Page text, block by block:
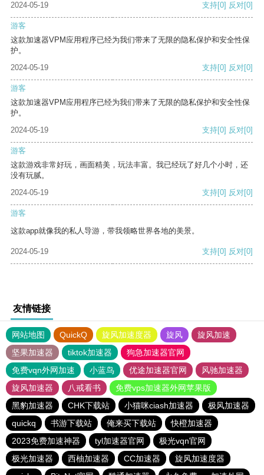
2024-05-19 支持[0] 反对[0]
游客
这款加速器VPM应用程序已经为我们带来了无限的隐私保护和安全性保
护。
2024-05-19
支持[0] 反对[0]
游客
这款加速器VPM应用程序已经为我们带来了无限的隐私保护和安全性保
护。
2024-05-19
支持[0] 反对[0]
游客
这款游戏非常好玩，画面精美，玩法丰富。我已经玩了好几个小时，还
没有玩腻。
2024-05-19
支持[0] 反对[0]
游客
这款app就像我的私人导游，带我领略世界各地的美景。
2024-05-19 支持[0] 反对[0]
友情链接
网站地图 QuickQ 旋风加速度器 旋风
旋风加速
坚果加速器
tiktok加速器
狗急加速器官网
免费vqn外网加速
小蓝鸟 优途加速器官网
风驰加速器
旋风加速器
八戒看书
免费vps加速器外网苹果版
黑豹加速器
CHK下载站 小猫咪ciash加速器
极风加速器
quickq
书游下载站 俺来买下载站
快橙加速器
2023免费加速神器
tyl加速器官网
极光vqn官网
极光加速器
西柚加速器 CC加速器
旋风加速度器